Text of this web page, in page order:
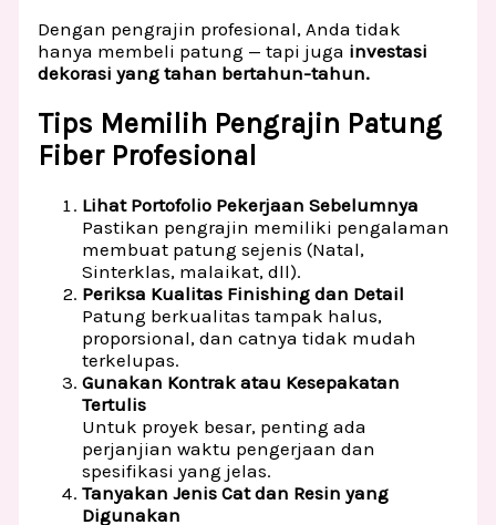
Dengan pengrajin profesional, Anda tidak
hanya membeli patung — tapi juga investasi
dekorasi yang tahan bertahun-tahun.
Tips Memilih Pengrajin Patung
Fiber Profesional
Lihat Portofolio Pekerjaan Sebelumnya
Pastikan pengrajin memiliki pengalaman
membuat patung sejenis (Natal,
Sinterklas, malaikat, dll).
Periksa Kualitas Finishing dan Detail
Patung berkualitas tampak halus,
proporsional, dan catnya tidak mudah
terkelupas.
Gunakan Kontrak atau Kesepakatan
Tertulis
Untuk proyek besar, penting ada
perjanjian waktu pengerjaan dan
spesifikasi yang jelas.
Tanyakan Jenis Cat dan Resin yang
Digunakan